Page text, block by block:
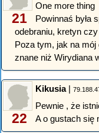
21
One more thing
Powinnaś była
odebraniu, kretyn
Poza tym, jak na mój
znane niż Wirydiana
22
Kikusia|
Pewnie , że
A o gustach się